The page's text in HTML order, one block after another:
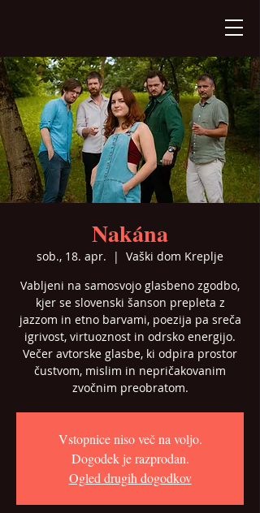
Nakána
sob., 18. apr.
  |
Vaški dom Kreplje
Vabljeni na samosvojo glasbeno zgodbo,
kjer se slovenski šanson prepleta z
jazzom in etno barvami, poezija pa sreča
igrivost, virtuoznost in odrsko energijo.
Večer avtorske glasbe, ki odpira prostor
čustvom, mislim in nepričakovanim
zvočnim preobratom.
Vstopnice niso več na voljo.
Dogodek je razprodan.
Ogled drugih dogodkov